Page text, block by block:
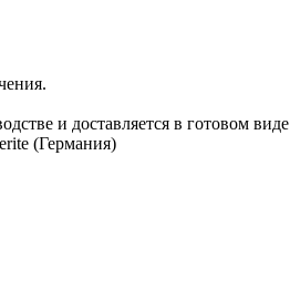
и доставляется в готовом виде
(Германия)